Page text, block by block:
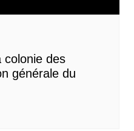
colonie des
générale du